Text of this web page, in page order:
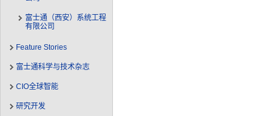
富士通（西安）系统工程
有限公司
Feature Stories
富士通科学与技术杂志
CIO全球智能
研究开发